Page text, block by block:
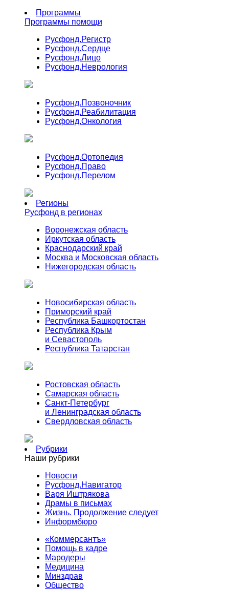
Программы
Программы помощи
Русфонд.Регистр
Русфонд.Сердце
Русфонд.Лицо
Русфонд.Неврология
Русфонд.Позвоночник
Русфонд.Реабилитация
Русфонд.Онкология
Русфонд.Ортопедия
Русфонд.Право
Русфонд.Перелом
Регионы
Русфонд в регионах
Воронежская область
Иркутская область
Краснодарский край
Москва и Московская область
Нижегородская область
Новосибирская область
Приморский край
Республика Башкортостан
Республика Крым
и Севастополь
Республика Татарстан
Ростовская область
Самарская область
Санкт-Петербург
и Ленинградская область
Свердловская область
Рубрики
Наши рубрики
Новости
Русфонд.Навигатор
Варя Иштрякова
Драмы в письмах
Жизнь. Продолжение следует
Информбюро
«Коммерсантъ»
Помощь в кадре
Мародеры
Медицина
Минздрав
Общество